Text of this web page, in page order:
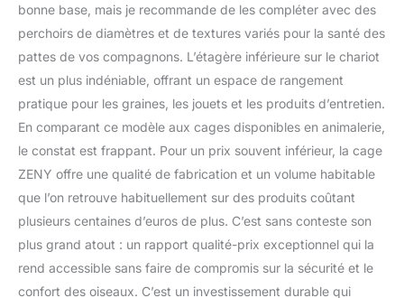
bonne base, mais je recommande de les compléter avec des
perchoirs de diamètres et de textures variés pour la santé des
pattes de vos compagnons. L’étagère inférieure sur le chariot
est un plus indéniable, offrant un espace de rangement
pratique pour les graines, les jouets et les produits d’entretien.
En comparant ce modèle aux cages disponibles en animalerie,
le constat est frappant. Pour un prix souvent inférieur, la cage
ZENY offre une qualité de fabrication et un volume habitable
que l’on retrouve habituellement sur des produits coûtant
plusieurs centaines d’euros de plus. C’est sans conteste son
plus grand atout : un rapport qualité-prix exceptionnel qui la
rend accessible sans faire de compromis sur la sécurité et le
confort des oiseaux. C’est un investissement durable qui